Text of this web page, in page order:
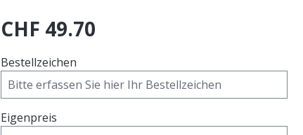
CHF 49.70
Bestellzeichen
Eigenpreis